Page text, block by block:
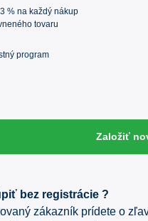
% na každý nákup
tovaru
program
Založiť
bez registrácie ?
zákazník prídete o